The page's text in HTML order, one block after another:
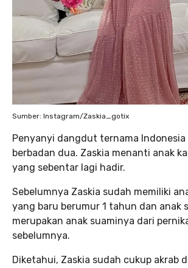
Sumber: Instagram/Zaskia_gotix
Penyanyi dangdut ternama
berbadan dua. Zaskia menanti anak
yang sebentar lagi hadir.
Sebelumnya Zaskia sudah memiliki
yang baru berumur 1 tahun dan anak
merupakan anak suaminya dari
sebelumnya.
Diketahui, Zaskia sudah cukup akrab